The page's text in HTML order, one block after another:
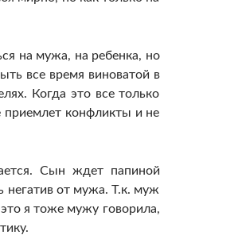
на мужа, на ребенка, но
все время виноватой в
Когда это все только
приемлет конфликты и не
Сын ждет папиной
негатив от мужа. Т.к. муж
я тоже мужу говорила,